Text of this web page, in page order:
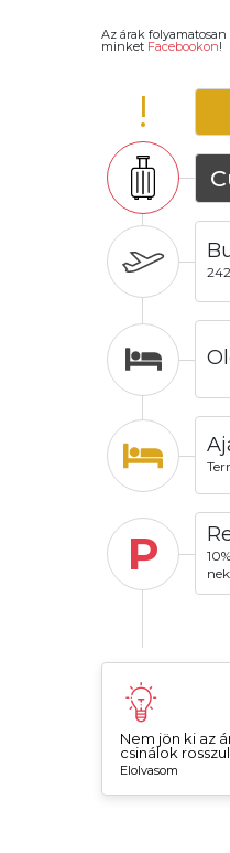
Az árak
minket Facebookon!
!
P
Nem jön ki az
csinálok
Elolvasom